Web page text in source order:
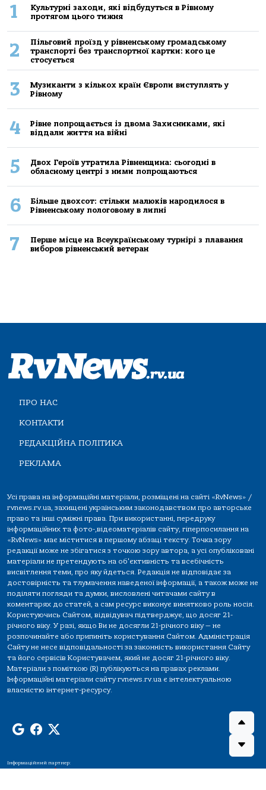
1
Культурні заходи, які відбудуться в Рівному
протягом цього тижня
2
Пільговий проїзд у рівненському громадському
транспорті без транспортної картки: кого це
стосується
3
Музиканти з кількох країн Європи виступлять у
Рівному
4
Рівне попрощається із двома Захисниками, які
віддали життя на війні
5
Двох Героїв утратила Рівненщина: сьогодні в
обласному центрі з ними попрощаються
6
Більше двохсот: стільки малюків народилося в
Рівненському пологовому в липні
7
Перше місце на Всеукраїнському турнірі з плавання
виборов рівненський ветеран
ПРО НАС
КОНТАКТИ
РЕДАКЦІЙНА ПОЛІТИКА
РЕКЛАМА
Усі права на інформаційні матеріали, розміщені на сайті «RvNews» /
rvnews.rv.ua, захищені українським законодавством про авторське
право та інші суміжні права. При використанні, передруку
інформаційних та фото-,відеоматеріалів сайту, гіперпосилання на
«RvNews» має міститися в першому абзаці тексту. Точка зору
редакції може не збігатися з точкою зору автора, а усі опубліковані
матеріали не претендують на об'єктивність та всебічність
висвітлення теми, про яку йдеться. Редакція не відповідає за
достовірність та тлумачення наведеної інформації, а також може не
поділяти погляди та думки, висловлені читачами сайту в
коментарях до статей, а сам ресурс виконує винятково роль носія.
Користуючись Сайтом, відвідувач підтверджує, що досяг 21-
річного віку. У разі, якщо Ви не досягли 21-річного віку — не
розпочинайте або припиніть користування Сайтом. Адміністрація
Сайту не несе відповідальності за законність використання Сайту
та його сервісів Користувачем, який не досяг 21-річного віку.
Матеріали з поміткою (R) публікуються на правах реклами.
Інформаційні матеріали сайту rvnews.rv.ua є інтелектуальною
власністю інтернет-ресурсу.
Інформаційний партнер: